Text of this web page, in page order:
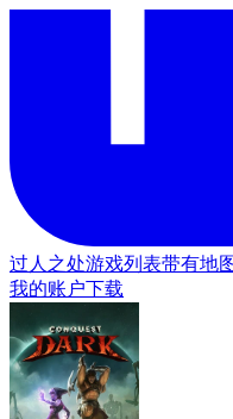
过人之处游戏列表带有地
我的账户下载